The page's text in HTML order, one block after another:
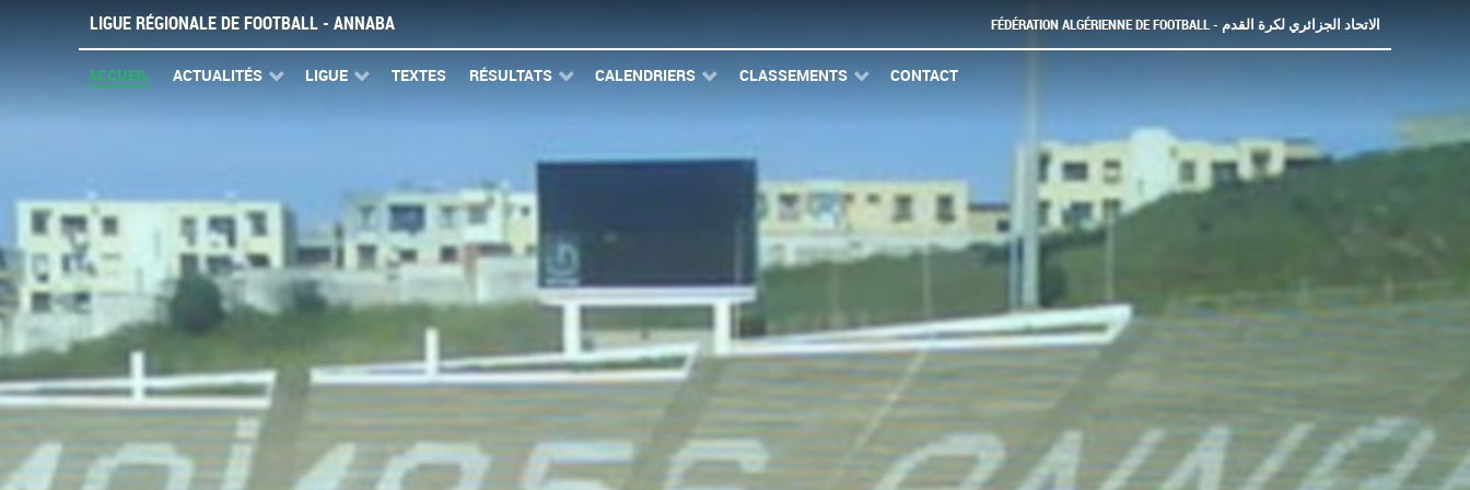
LIGUE RÉGIONALE DE FOOTBALL - ANNABA FÉDÉRATION ALGÉRIENNE DE FOOTBALL - الاتحاد الجزائري لكرة القدم
ACCUEIL ACTUALITÉS LIGUE TEXTES RÉSULTATS CALENDRIERS CLASSEMENTS CONTACT